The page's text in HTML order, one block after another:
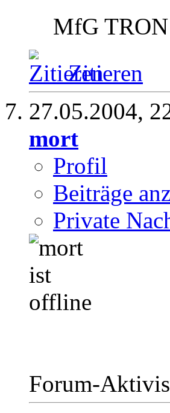
MfG TRON
Zitieren
27.05.2004,
mort
Profil
Beiträge
Private
Forum-